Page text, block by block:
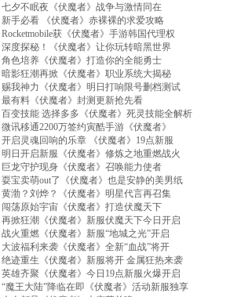
七夕不眠夜《伏魔者》战争与激情同在
新手必看 《伏魔者》赤裸裸的求爱攻略
Rocketmobile获《伏魔者》手游韩国代理权
深度探秘！《伏魔者》让你玩转暗黑世界
角色培养《伏魔者》打造你的全能勇士
暗影狂潮再掀《伏魔者》职业系统大揭秘
赐我神力《伏魔者》明日打响限号删档测试
最有料《伏魔者》封测更新抢先看
百变技能 选择多多《伏魔者》死灵技能全解析
微讯移通2200万签约寅酷手游《伏魔者》
开启灵魂回响的乐章 《伏魔者》19点新服
明日开启新服《伏魔者》修炼之地重燃战火
巨龙守护现身《伏魔者》召唤能力使者
耍宝卖萌out了《伏魔者》也是安静的美男纸
黄渤？刘烨？《伏魔者》明星代言再召集
闯荡原始宇宙《伏魔者》打造伏魔天下
再掀狂潮《伏魔者》新服伏魔天下今日开启
战火重燃《伏魔者》新服“地城之光”开启
大波福利来袭《伏魔者》全新“血战”将开
绝迹重生《伏魔者》新服将开 金属狂热来袭
英雄齐聚《伏魔者》今日19点新服火爆开启
“魔王大陆”降临在即《伏魔者》活动新服独享